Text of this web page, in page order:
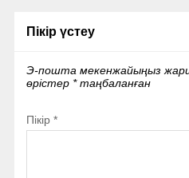
Пікір үстеу
Э-пошта мекенжайыңыз
өрістер *таңбаланған
Пікір *